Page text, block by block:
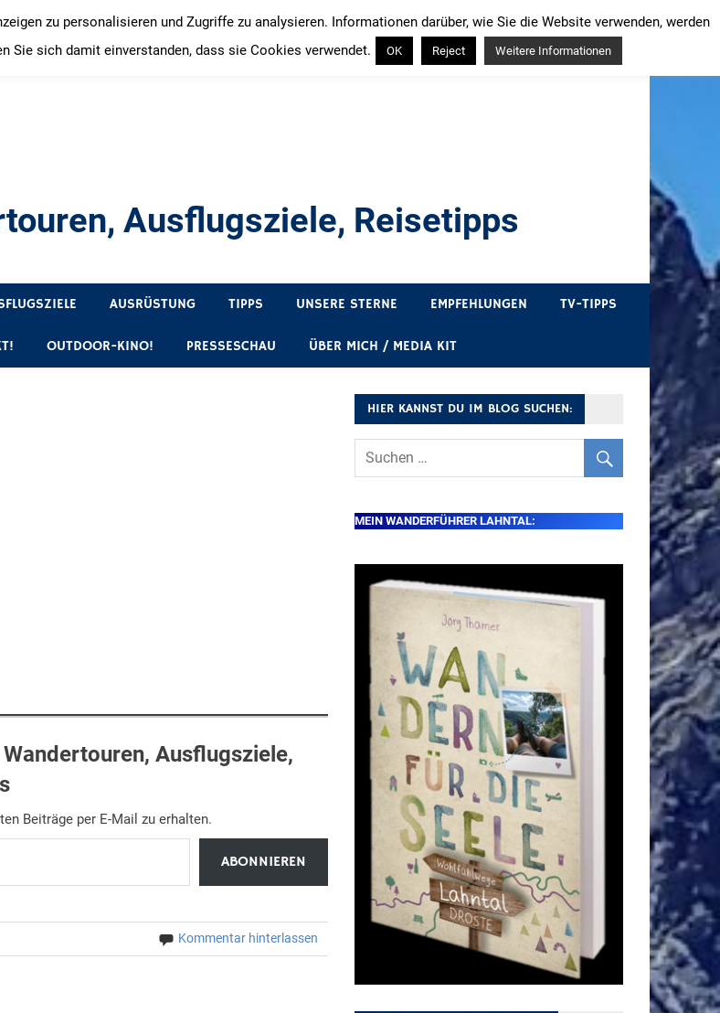
Ausflugsziele, Reisetipps
AUSRÜSTUNG TIPPS UNSERE STERNE EMPFEHLUNGEN TV-TIPPS
OUTDOOR-KINO! PRESSESCHAU ÜBER MICH / MEDIA KIT
Ausflugsziele,
Beiträge per E-Mail zu erhalten.
ABONNIEREN
Kommentar hinterlassen
HIER KANNST DU IM BLOG SUCHEN:
MEIN WANDERFÜHRER LAHNTAL:
zu personalisieren und Zugriffe zu analysieren. Informationen darüber, wie Sie die Website verwenden, werden
Sie sich damit einverstanden, dass sie Cookies verwendet.
OK Reject Weitere Informationen